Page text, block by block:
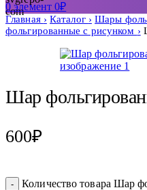
0элемент 0₽
Главная Каталог Шары
фольгированные с рисунком
Шар
600₽
Количество товара Шар